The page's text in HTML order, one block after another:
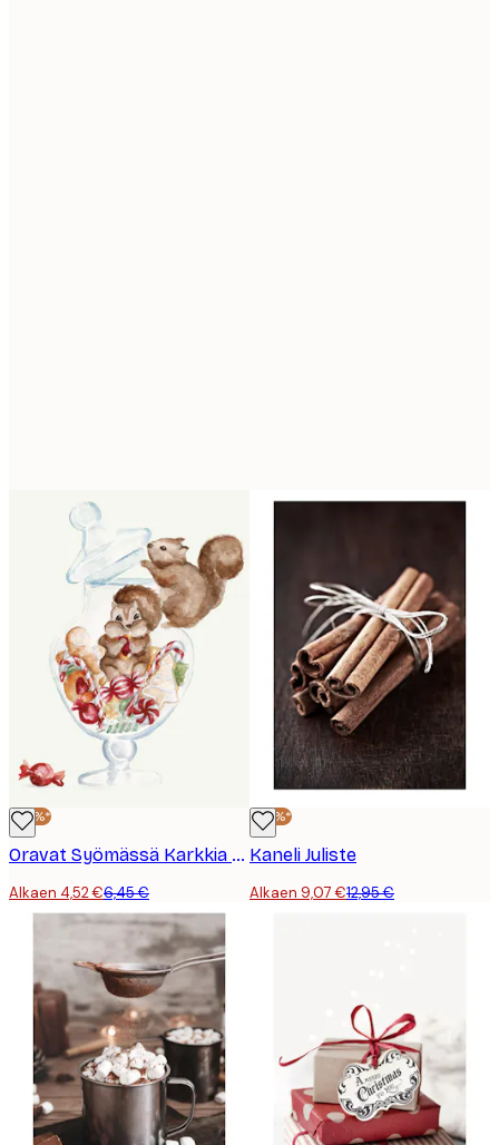
-30%*
Oravat Syömässä Karkkia Juliste
Alkaen 4,52 €6,45 €
-30%*
Kaneli Juliste
Alkaen 9,07 €12,95 €